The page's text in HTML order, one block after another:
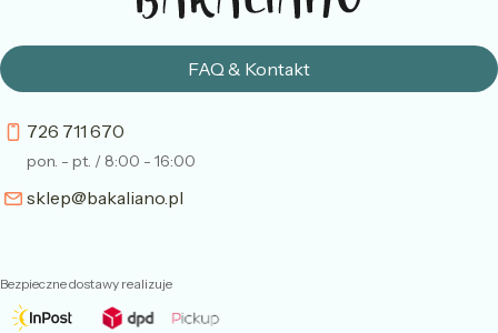
FAQ & Kontakt
726 711 670
pon. - pt. / 8:00 - 16:00
sklep@bakaliano.pl
Bezpieczne dostawy realizuje